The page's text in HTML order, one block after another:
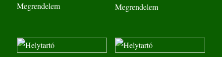
Megrendelem Megrendelem